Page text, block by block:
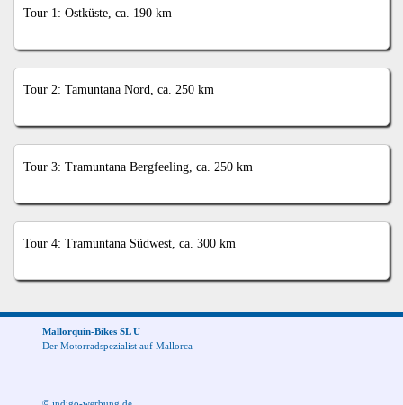
Tour 1: Ostküste, ca. 190 km
Tour 2: Tamuntana Nord, ca. 250 km
Tour 3: Tramuntana Bergfeeling, ca. 250 km
Tour 4: Tramuntana Südwest, ca. 300 km
Mallorquin-Bikes SL U
Der Motorradspezialist auf Mallorca